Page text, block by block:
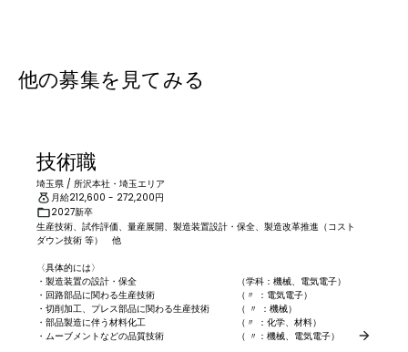
他の募集を見てみる
技術職
埼玉県 / 所沢本社・埼玉エリア
月給212,600 - 272,200円
2027新卒
生産技術、試作評価、量産展開、製造装置設計・保全、製造改革推進（コスト
ダウン技術 等）　他
〈具体的には〉
・製造装置の設計・保全　　　　　　　　　　　（学科：機械、電気電子）
・回路部品に関わる生産技術　　　　　　　　　（〃 ：電気電子）
・切削加工、プレス部品に関わる生産技術　　　（ 〃 ：機械）
・部品製造に伴う材料化工　　　　　　　　　　（〃 ：化学、材料）
・ムーブメントなどの品質技術　　　　　　　　（ 〃：機械、電気電子）